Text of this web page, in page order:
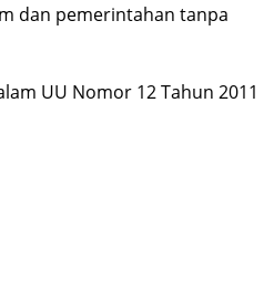
dan pemerintahan tanpa
UU Nomor 12 Tahun 2011